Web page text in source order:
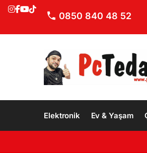
0850 840 48 52
Elektronik Ev & Yaşam